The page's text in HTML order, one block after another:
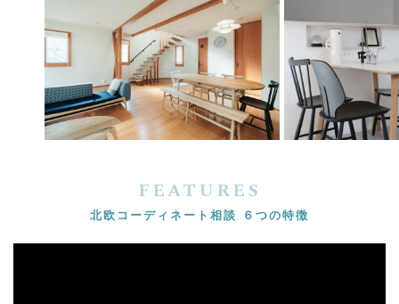
FEATURES
北欧コーディネート相談 ６つの特徴